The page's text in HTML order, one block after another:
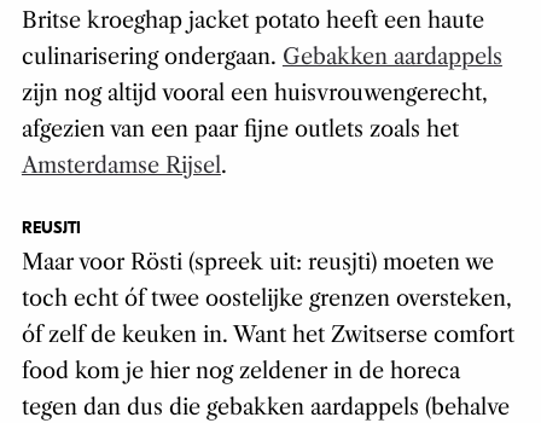
Britse kroeghap jacket potato heeft een haute
culinarisering ondergaan. Gebakken aardappels
zijn nog altijd vooral een huisvrouwengerecht,
afgezien van een paar fijne outlets zoals het
Amsterdamse Rijsel.
REUSJTI
Maar voor Rösti (spreek uit: reusjti) moeten we
toch echt óf twee oostelijke grenzen oversteken,
óf zelf de keuken in. Want het Zwitserse comfort
food kom je hier nog zeldener in de horeca
tegen dan dus die gebakken aardappels (behalve